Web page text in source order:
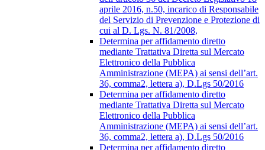
aprile 2016, n.50, incarico di Responsabile
del Servizio di Prevenzione e Protezione di
cui al D. Lgs. N. 81/2008,
Determina per affidamento diretto
mediante Trattativa Diretta sul Mercato
Elettronico della Pubblica
Amministrazione (MEPA) ai sensi dell’art.
36, comma2, lettera a), D.Lgs 50/2016
Determina per affidamento diretto
mediante Trattativa Diretta sul Mercato
Elettronico della Pubblica
Amministrazione (MEPA) ai sensi dell’art.
36, comma2, lettera a), D.Lgs 50/2016
Determina per affidamento diretto